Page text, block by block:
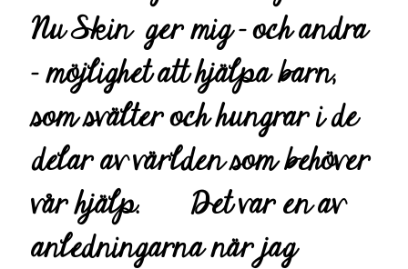
Nu Skin ger mig – och andra
– möjlighet att hjälpa barn,
som svälter och hungrar i de
delar av världen som behöver
vår hjälp. Det var en av
anledningarna när jag